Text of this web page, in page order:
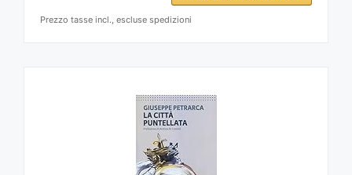
Prezzo tasse incl., escluse spedizioni